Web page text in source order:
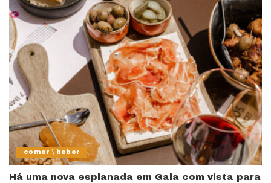
comer \ beber
Há uma nova esplanada em Gaia com vista para